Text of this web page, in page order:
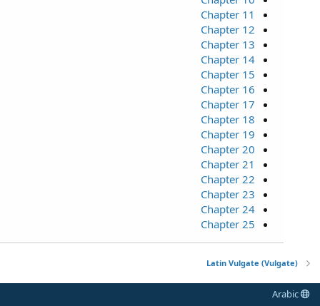
Chapter 11
Chapter 12
Chapter 13
Chapter 14
Chapter 15
Chapter 16
Chapter 17
Chapter 18
Chapter 19
Chapter 20
Chapter 21
Chapter 22
Chapter 23
Chapter 24
Chapter 25
Latin Vulgate (Vulgate)